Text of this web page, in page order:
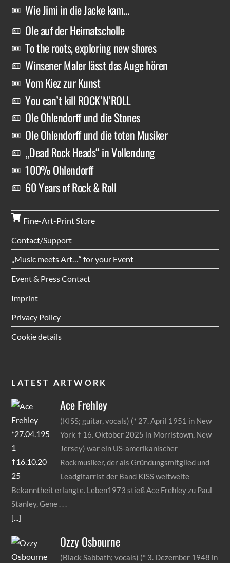
Wie Jimi in die Jacke kam…
Ole auf der Heimatscholle
To the roots, exploring new shores
Winsener Maler lässt das Auge hören
Vom Kiez zur Kunst
You can’t kill ROCK’N’ROLL
Ole Ohlendorff und die Stones
Ole Ohlendorff und die toten Musiker
„Dead Rock Heads“ in Vollendung
100% Ohlendorff
60 Years of Rock & Roll
Fine-Art-Print Store
Contact/Support
„Music meets Art…“ for your Event
Event & Press Contact
Imprint
Privacy Policy
Cookie details
LATEST ARTWORK
AceFrehley
(KISS; guitar, vocals) (* 27. April 1951 in New
York † 16. Oktober 2025 in Morristown, New
Jersey) war ein US-amerikanischer
Rockmusiker, der als Gründungsmitglied und
Leadgitarrist der Band KISS weltweite
Bekanntheit erlangte. Leben1973 stieß Ace Frehley zu Paul
Stanley, Gene
[...]
OzzyOsbourne
(Black Sabbath; vocals) (* 3. Dezember 1948 in